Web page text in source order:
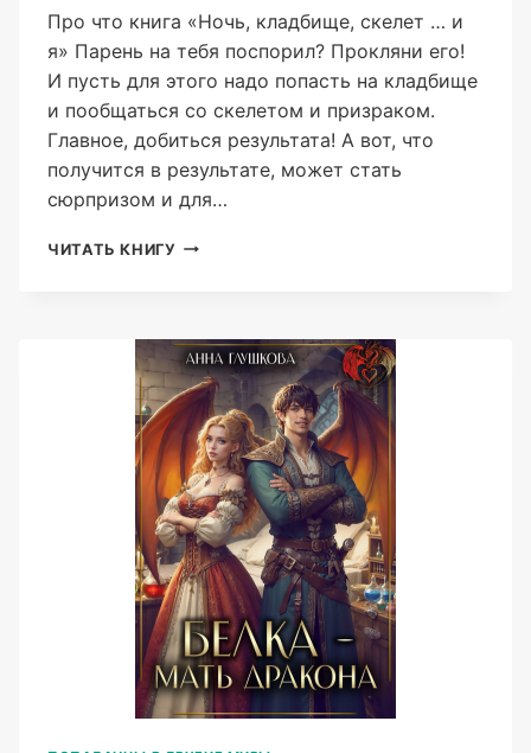
Про что книга «Ночь, кладбище, скелет … и
я» Парень на тебя поспорил? Прокляни его!
И пусть для этого надо попасть на кладбище
и пообщаться со скелетом и призраком.
Главное, добиться результата! А вот, что
получится в результате, может стать
сюрпризом и для…
ЧИТАТЬ КНИГУ НОЧЬ,
И
Я
(АННА
ГЛУШКОВА)